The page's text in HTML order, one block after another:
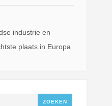
industrie en
plaats in Europa